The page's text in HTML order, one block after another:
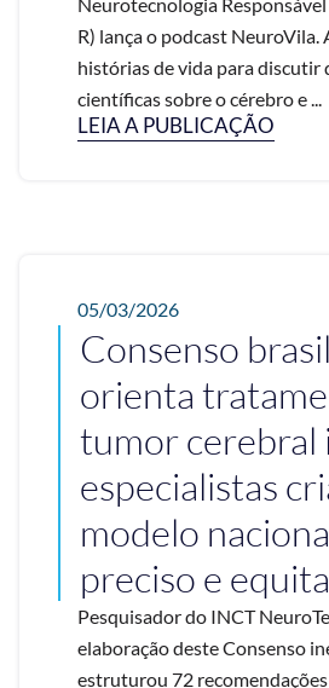
R) lança o podcast NeuroVila.
histórias de vida para discutir
científicas sobre o cérebro e ...
LEIA A PUBLICAÇÃO
05/03/2026
Consenso
orienta
tumor cerebral
especialistas
modelo
preciso e
Pesquisador do INCT
elaboração deste Consenso
estruturou 72